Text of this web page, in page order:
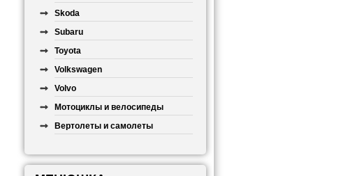
Skoda
Subaru
Toyota
Volkswagen
Volvo
Мотоциклы и велосипеды
Вертолеты и самолеты